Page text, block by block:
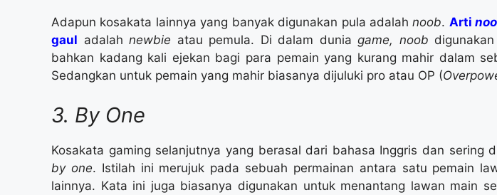
Adapun kosakata lainnya yang banyak digunakan pula adalahnoob. Arti
gaul adalah newbie atau pemula. Di dalam dunia game, noob
bahkan kadang kali ejekan bagi para pemain yang kurang mahir dalam
Sedangkan untuk pemain yang mahir biasanya dijuluki pro atau OP (
3. By One
Kosakata gaming selanjutnya yang berasal dari bahasa Inggris dan sering
by one. Istilah ini merujuk pada sebuah permainan antara satu pemain
lainnya. Kata ini juga biasanya digunakan untuk menantang lawan main